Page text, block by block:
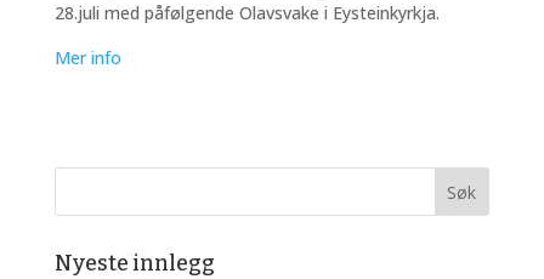
28.juli med påfølgende Olavsvake i Eysteinkyrkja.
Mer info
Nyeste innlegg